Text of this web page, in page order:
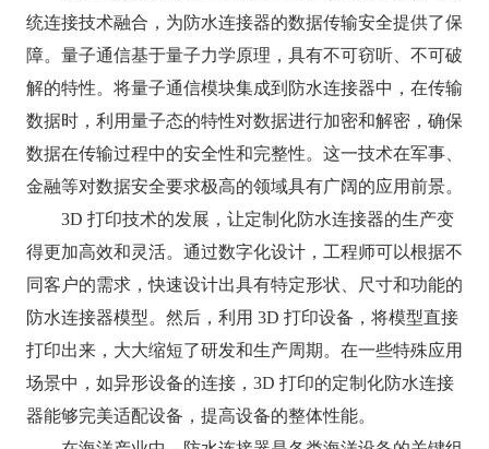
统连接技术融合，为防水连接器的数据传输安全提供了保
障。量子通信基于量子力学原理，具有不可窃听、不可破
解的特性。将量子通信模块集成到防水连接器中，在传输
数据时，利用量子态的特性对数据进行加密和解密，确保
数据在传输过程中的安全性和完整性。这一技术在军事、
金融等对数据安全要求极高的领域具有广阔的应用前景。​
3D 打印技术的发展，让定制化防水连接器的生产变
得更加高效和灵活。通过数字化设计，工程师可以根据不
同客户的需求，快速设计出具有特定形状、尺寸和功能的
防水连接器模型。然后，利用 3D 打印设备，将模型直接
打印出来，大大缩短了研发和生产周期。在一些特殊应用
场景中，如异形设备的连接，3D 打印的定制化防水连接
器能够完美适配设备，提高设备的整体性能。​